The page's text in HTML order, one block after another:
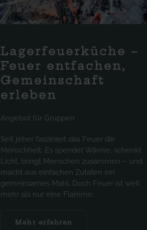
Lagerfeuerküche –
Feuer entfachen,
Gemeinschaft
erleben
Angebot für Gruppen
Seit jeher fasziniert das Feuer die
Menschheit. Es spendet Wärme, schenkt
Licht, bringt Menschen zusammen – und
macht aus einfachen Zutaten ein
gemeinsames Mahl. Doch Feuer ist weit
mehr als nur eine Flamme.
Mehr erfahren